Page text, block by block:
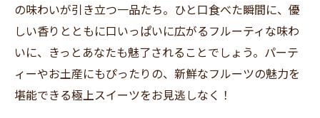
の味わいが引き立つ一品たち。ひと口食べた瞬間に、優
しい香りとともに口いっぱいに広がるフルーティな味わ
いに、きっとあなたも魅了されることでしょう。パーテ
ィーやお土産にもぴったりの、新鮮なフルーツの魅力を
堪能できる極上スイーツをお見逃しなく！